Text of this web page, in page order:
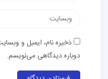
وب‌سایت
ذخیره نام، ایمیل و
دوباره دیدگاهی می‌نویسم.